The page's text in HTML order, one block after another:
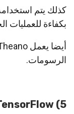
كذلك يتم
بكفاءة للعمليات
الرسومات.
5) TensorFlow